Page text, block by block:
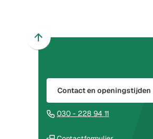
Scroll
naar
van
Contact en openingstijden
030 - 228 94 11